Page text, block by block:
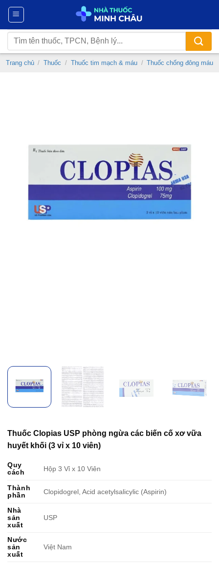
Chuyển
nội
dung
Tìm
kiếm:
Trang chủ / Thuốc / Thuốc tim mạch & máu / Thuốc chống đông máu
Thuốc Clopias USP phòng ngừa các biến cố xơ vữa
huyết khối (3 vỉ x 10 viên)
Quy
cách
Hộp 3 Vỉ x 10 Viên
Thành
phần
Clopidogrel, Acid acetylsalicylic (Aspirin)
Nhà
sản
xuất
USP
Nước
sản
xuất
Việt Nam